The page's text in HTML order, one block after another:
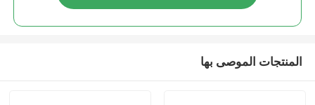
المنتجات الموصى بها